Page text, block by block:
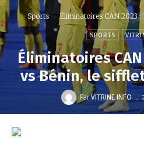
Sports Éliminatoires CAN 2023 :
SPORTS
Éliminatoires
vs Bénin, le
Par VITRINE INFO -